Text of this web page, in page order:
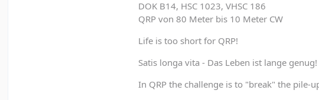
DOK B14, HSC 1023, VHSC 186
QRP von 80 Meter bis 10 Meter CW
Life is too short for QRP!
Satis longa vita - Das Leben ist lange genug!
In QRP the challenge is to "break" the pile-